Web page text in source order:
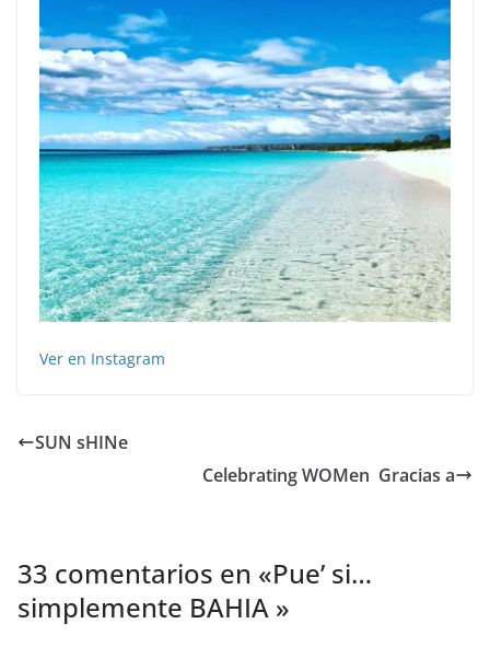
Ver en Instagram
SUN sHINe ️
Celebrating WOMen ️ Gracias a
33 comentarios en «Pue’ si…
simplemente BAHIA ️ »